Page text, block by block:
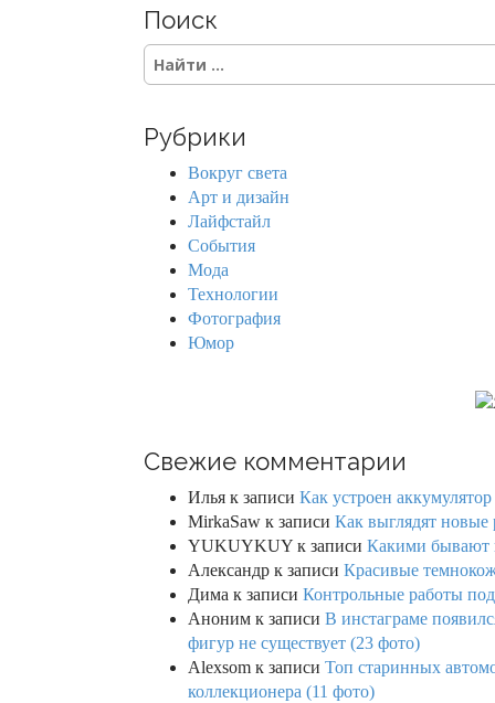
Поиск
S
e
c
Рубрики
Вокруг света
Арт и дизайн
Лайфстайл
События
Мода
Технологии
Фотография
Юмор
Свежие комментарии
Илья к записи Как устроен
MirkaSaw к записи Как выглядят новые
YUKUYKUY к записи Какими бывают
Александр к записи Красивые
Дима к записи Контрольные работы
Аноним к записи В инстаграме
фигур не существует (23 фото)
Alexsom к записи Топ старинных
коллекционера (11 фото)